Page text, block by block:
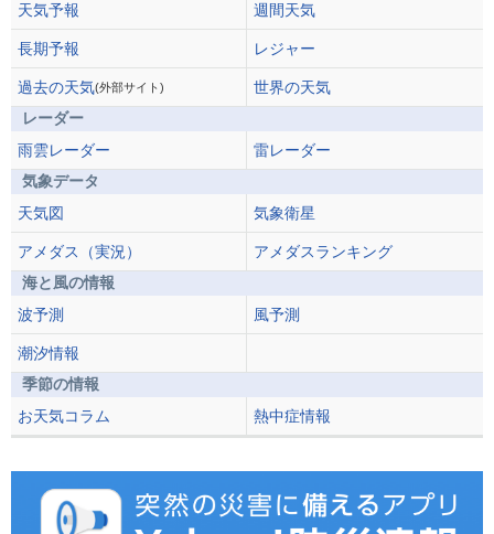
天気予報 週間天気
長期予報 レジャー
過去の天気(外部サイト)
世界の天気
レーダー
雨雲レーダー
雷レーダー
気象データ
天気図
気象衛星
アメダス（実況）
アメダスランキング
海と風の情報
波予測
風予測
潮汐情報
季節の情報
お天気コラム
熱中症情報